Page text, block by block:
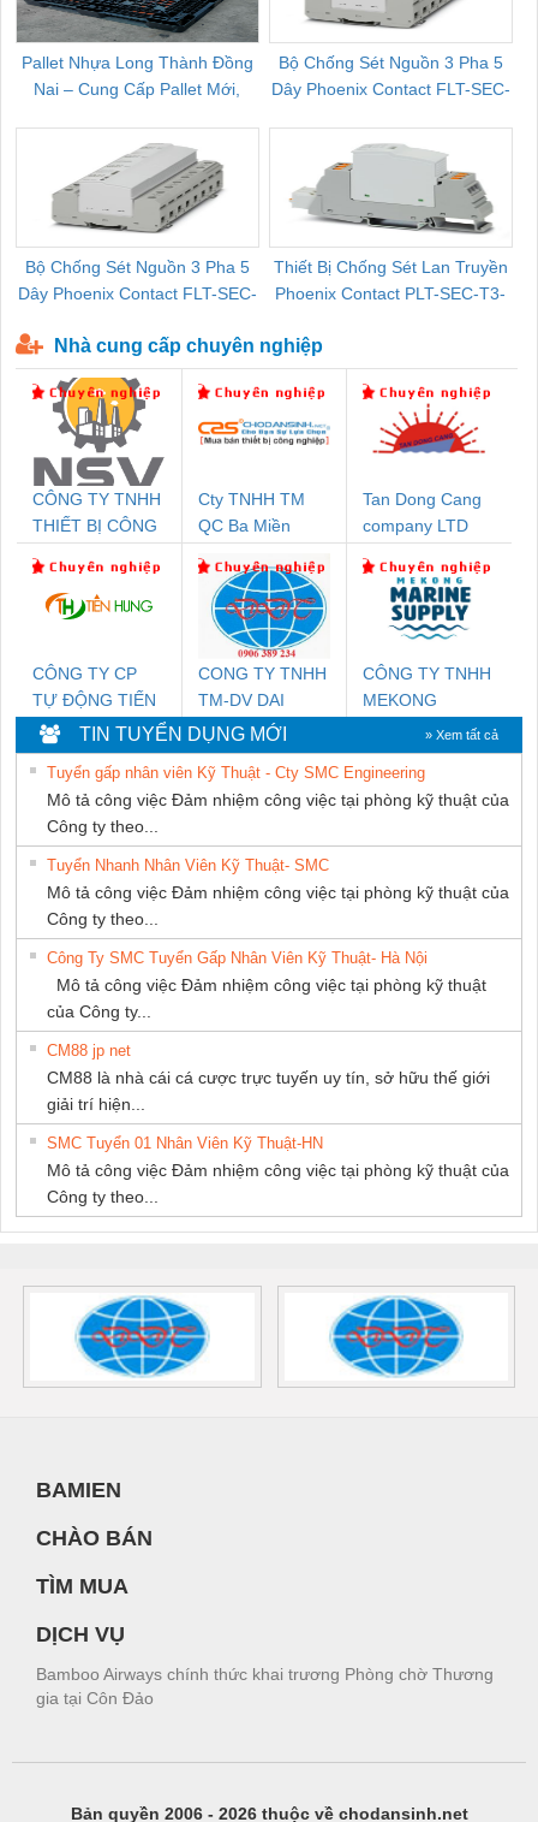
Pallet Nhựa Long Thành Đồng
Nai – Cung Cấp Pallet Mới,
Bộ Chống Sét Nguồn 3 Pha 5
Dây Phoenix Contact FLT-SEC-
Bộ Chống Sét Nguồn 3 Pha 5
Dây Phoenix Contact FLT-SEC-
Thiết Bị Chống Sét Lan Truyền
Phoenix Contact PLT-SEC-T3-
Nhà cung cấp chuyên nghiệp
CÔNG TY TNHH
THIẾT BỊ CÔNG
SETSUBI VIỆT
NAM
Cty TNHH TM
QC Ba Miền
Tan Dong Cang
company LTD
CÔNG TY CP
TỰ ĐỘNG TIẾN
HƯNG
CONG TY TNHH
TM-DV DAI
DONG THANH
CÔNG TY TNHH
MEKONG
SUPPLY
TIN TUYỂN DỤNG MỚI » Xem tất cả
Tuyển gấp nhân viên Kỹ Thuật - Cty SMC Engineering
Mô tả công việc Đảm nhiệm công việc tại phòng kỹ thuật của
Công ty theo...
Tuyển Nhanh Nhân Viên Kỹ Thuật- SMC
Mô tả công việc Đảm nhiệm công việc tại phòng kỹ thuật của
Công ty theo...
Công Ty SMC Tuyển Gấp Nhân Viên Kỹ Thuật- Hà Nội
Mô tả công việc Đảm nhiệm công việc tại phòng kỹ thuật
của Công ty...
CM88 jp net
CM88 là nhà cái cá cược trực tuyến uy tín, sở hữu thế giới
giải trí hiện...
SMC Tuyển 01 Nhân Viên Kỹ Thuật-HN
Mô tả công việc Đảm nhiệm công việc tại phòng kỹ thuật của
Công ty theo...
BAMIEN
CHÀO BÁN
TÌM MUA
DỊCH VỤ
Bamboo Airways chính thức khai trương Phòng chờ Thương
gia tại Côn Đảo
Bản quyền 2006 - 2026 thuộc về chodansinh.net